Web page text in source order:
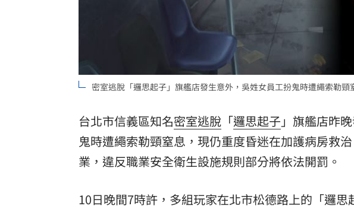
台彩父親節推新刮刮樂千萬頭獎超「爸」氣
「拍片人的多重宇宙」職涯論壇9/12登場！
8國球員齊聚高雄 Formosa 7s掀足球熱潮 10:00
密室逃脫「邏思起子」旗艦店發生意外，吳姓女員工扮鬼時遭繩索勒頸
台北市信義區知名密室逃脫 「邏思起子 」旗艦店昨
鬼時遭繩索勒頸窒息，現仍重度昏迷在加護病房救
業，違反職業安全衛生設施規則部分將依法開罰。
10日晚間7時許，多組玩家在北市松德路上的「邏思